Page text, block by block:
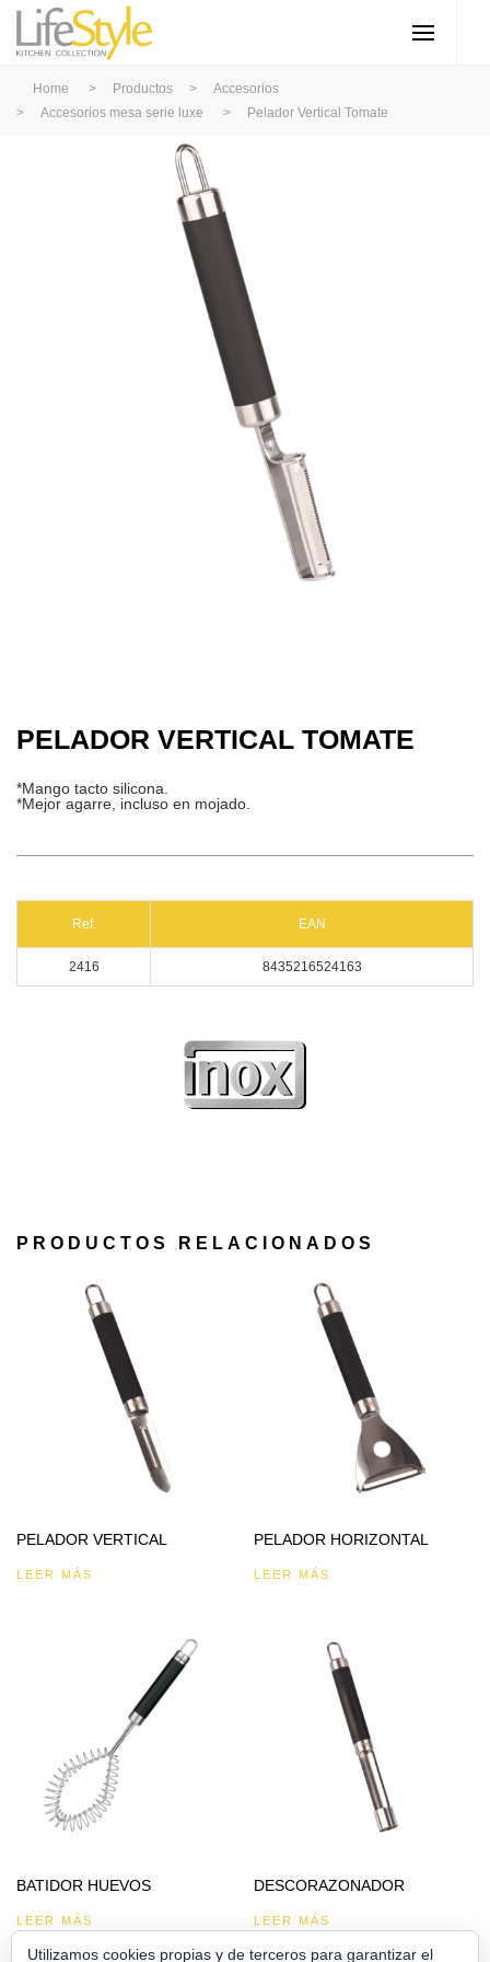
Home > Productos >
Accesorios
>
Accesorios mesa serie luxe > Pelador Vertical Tomate
PELADOR VERTICAL TOMATE
*Mango tacto silicona.
*Mejor agarre, incluso en mojado.
Ref. EAN
2416 8435216524163
PRODUCTOS RELACIONADOS
PELADOR VERTICAL
LEER MÁS
PELADOR HORIZONTAL
LEER MÁS
BATIDOR HUEVOS
LEER MÁS
DESCORAZONADOR
LEER MÁS
Utilizamos cookies propias y de terceros para garantizar el